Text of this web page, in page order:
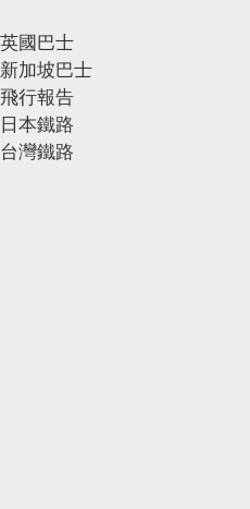
英國巴士
新加坡巴士
飛行報告
日本鐵路
台灣鐵路